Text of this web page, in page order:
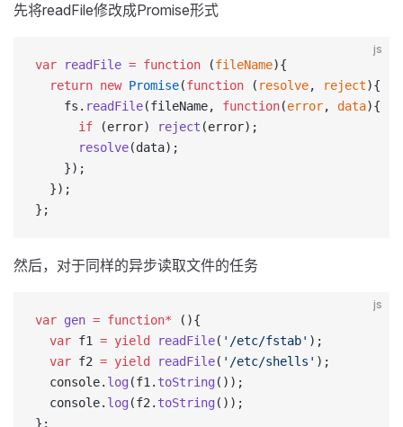
先将readFile修改成Promise形式
js
var readFile = function (fileName){
  return
new Promise(function ( resolve, reject){
    fs.
readFile(fileName, function(error, data){
      if
(error) reject (error);
      resolve
(data);
    });
  });
};
然后，对于同样的异步读取文件的任务
js
var gen = function* (){
  var
f1 = yield readFile( '/etc/fstab' );
  var
f2 = yield readFile( '/etc/shells' );
  console.
log (f1. toString ());
  console.
log (f2. toString ());
};